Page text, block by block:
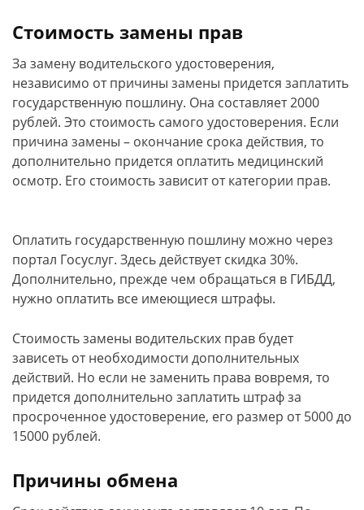
Стоимость замены прав
За замену водительского удостоверения,
независимо от причины замены придется заплатить
государственную пошлину. Она составляет 2000
рублей. Это стоимость самого удостоверения. Если
причина замены – окончание срока действия, то
дополнительно придется оплатить медицинский
осмотр. Его стоимость зависит от категории прав.
Оплатить государственную пошлину можно через
портал Госуслуг. Здесь действует скидка 30%.
Дополнительно, прежде чем обращаться в ГИБДД,
нужно оплатить все имеющиеся штрафы.
Стоимость замены водительских прав будет
зависеть от необходимости дополнительных
действий. Но если не заменить права вовремя, то
придется дополнительно заплатить штраф за
просроченное удостоверение, его размер от 5000 до
15000 рублей.
Причины обмена